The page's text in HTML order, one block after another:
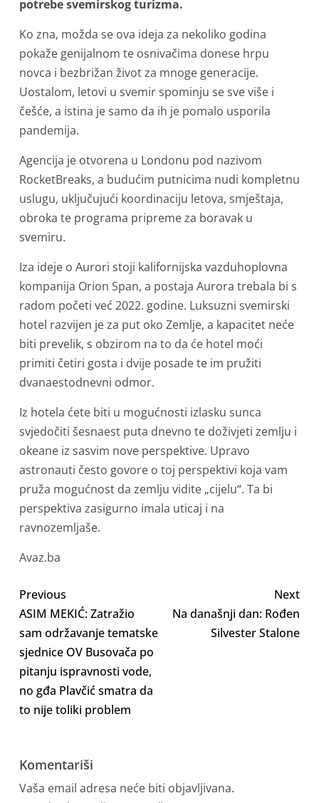
potrebe svemirskog turizma.
Ko zna, možda se ova ideja za nekoliko godina
pokaže genijalnom te osnivačima donese hrpu
novca i bezbrižan život za mnoge generacije.
Uostalom, letovi u svemir spominju se sve više i
češće, a istina je samo da ih je pomalo usporila
pandemija.
Agencija je otvorena u Londonu pod nazivom
RocketBreaks, a budućim putnicima nudi kompletnu
uslugu, uključujući koordinaciju letova, smještaja,
obroka te programa pripreme za boravak u
svemiru.
Iza ideje o Aurori stoji kalifornijska vazduhoplovna
kompanija Orion Span, a postaja Aurora trebala bi s
radom početi već 2022. godine. Luksuzni svemirski
hotel razvijen je za put oko Zemlje, a kapacitet neće
biti prevelik, s obzirom na to da će hotel moći
primiti četiri gosta i dvije posade te im pružiti
dvanaestodnevni odmor.
Iz hotela ćete biti u mogućnosti izlasku sunca
svjedočiti šesnaest puta dnevno te doživjeti zemlju i
okeane iz sasvim nove perspektive. Upravo
astronauti često govore o toj perspektivi koja vam
pruža mogućnost da zemlju vidite „cijelu“. Ta bi
perspektiva zasigurno imala uticaj i na
ravnozemljaše.
Avaz.ba
Previous
ASIM MEKIĆ: Zatražio
sam održavanje tematske
sjednice OV Busovača po
pitanju ispravnosti vode,
no gđa Plavčić smatra da
to nije toliki problem
Next
Na današnji dan: Rođen
Silvester Stalone
Komentariši
Vaša email adresa neće biti objavljivana.